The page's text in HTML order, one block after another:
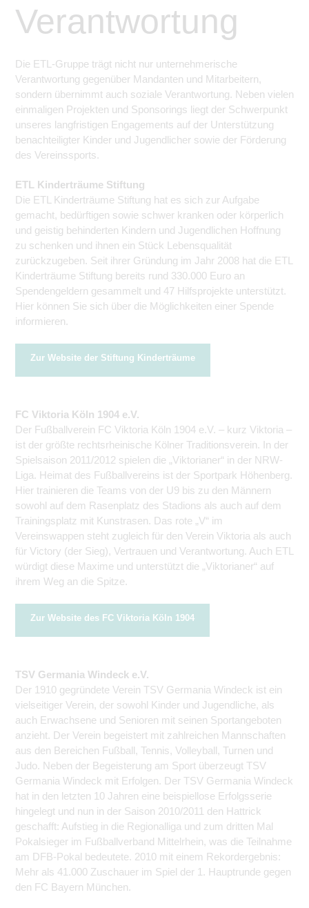
Verantwortung
Die ETL-Gruppe trägt nicht nur unternehmerische
Verantwortung gegenüber Mandanten und Mitarbeitern,
sondern übernimmt auch soziale Verantwortung. Neben vielen
einmaligen Projekten und Sponsorings liegt der Schwerpunkt
unseres langfristigen Engagements auf der Unterstützung
benachteiligter Kinder und Jugendlicher sowie der Förderung
des Vereinssports.
ETL Kinderträume Stiftung
Die ETL Kinderträume Stiftung hat es sich zur Aufgabe
gemacht, bedürftigen sowie schwer kranken oder körperlich
und geistig behinderten Kindern und Jugendlichen Hoffnung
zu schenken und ihnen ein Stück Lebensqualität
zurückzugeben. Seit ihrer Gründung im Jahr 2008 hat die ETL
Kinderträume Stiftung bereits rund 330.000 Euro an
Spendengeldern gesammelt und 47 Hilfsprojekte unterstützt.
Hier können Sie sich über die Möglichkeiten einer Spende
informieren.
Zur Website der Stiftung Kinderträume
FC Viktoria Köln 1904 e.V.
Der Fußballverein FC Viktoria Köln 1904 e.V. – kurz Viktoria –
ist der größte rechtsrheinische Kölner Traditions­verein. In der
Spielsaison 2011/2012 spielen die „Viktorianer“ in der NRW-
Liga. Heimat des Fußballvereins ist der Sportpark Höhenberg.
Hier trainieren die Teams von der U9 bis zu den Männern
sowohl auf dem Rasenplatz des Stadions als auch auf dem
Trainingsplatz mit Kunstrasen. Das rote „V“ im
Vereinswappen steht zugleich für den Verein Viktoria als auch
für Victory (der Sieg), Vertrauen und Verantwortung. Auch ETL
würdigt diese Maxime und unterstützt die „Viktorianer“ auf
ihrem Weg an die Spitze.
Zur Website des FC Viktoria Köln 1904
TSV Germania Windeck e.V.
Der 1910 gegründete Verein TSV Germania Windeck ist ein
vielseitiger Verein, der sowohl Kinder und Jugendliche, als
auch Erwachsene und Senioren mit seinen Sportangeboten
anzieht. Der Verein begeistert mit zahlreichen Mannschaften
aus den Bereichen Fußball, Tennis, Volleyball, Turnen und
Judo. Neben der Begeisterung am Sport überzeugt TSV
Germania Windeck mit Erfolgen. Der TSV Germania Windeck
hat in den letzten 10 Jahren eine beispiellose Erfolgsserie
hingelegt und nun in der Saison 2010/2011 den Hattrick
geschafft: Aufstieg in die Regionalliga und zum dritten Mal
Pokalsieger im Fußballverband Mittelrhein, was die Teilnahme
am DFB-Pokal bedeutete. 2010 mit einem Rekordergebnis:
Mehr als 41.000 Zuschauer im Spiel der 1. Hauptrunde gegen
den FC Bayern München.